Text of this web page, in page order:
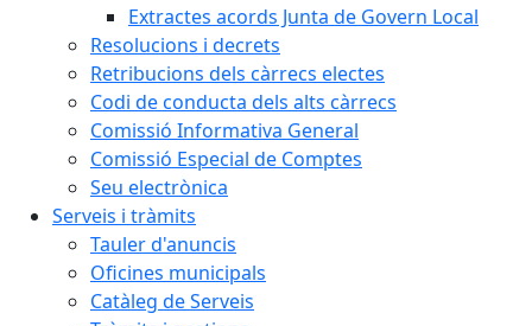
Extractes acords Junta de Govern Local
Resolucions i decrets
Retribucions dels càrrecs electes
Codi de conducta dels alts càrrecs
Comissió Informativa General
Comissió Especial de Comptes
Seu electrònica
Serveis i tràmits
Tauler d'anuncis
Oficines municipals
Catàleg de Serveis